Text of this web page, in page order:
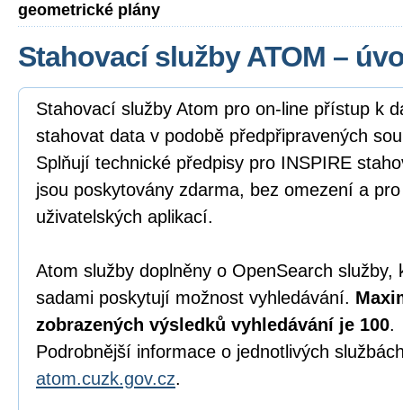
geometrické plány
Stahovací služby ATOM –
Stahovací služby Atom pro on-line přístup k
stahovat data v podobě předpřipravených
Splňují technické předpisy pro INSPIRE
jsou poskytovány zdarma, bez omezení a
uživatelských aplikací.
Atom služby doplněny o OpenSearch služby,
sadami poskytují možnost vyhledávání.
zobrazených výsledků vyhledávání je 100.
Podrobnější informace o jednotlivých
atom.cuzk.gov.cz.